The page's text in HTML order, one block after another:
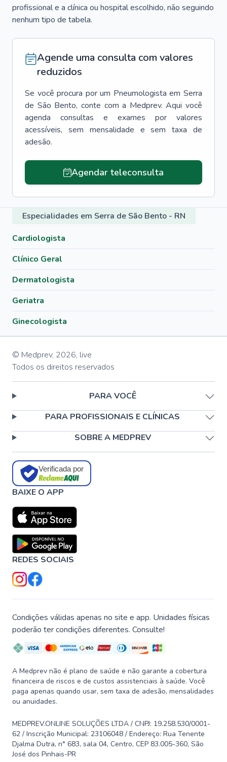
profissional e a clínica ou hospital escolhido, não seguindo
nenhum tipo de tabela.
Agende uma consulta com valores
reduzidos
Se você procura por um Pneumologista em Serra
de São Bento, conte com a Medprev. Aqui você
agenda consultas e exames por valores
acessíveis, sem mensalidade e sem taxa de
adesão.
Agendar teleconsulta
Especialidades em Serra de São Bento - RN
Cardiologista
Clínico Geral
Dermatologista
Geriatra
Ginecologista
© Medprev, 2026, live
Todos os direitos reservados
PARA VOCÊ
PARA PROFISSIONAIS E CLÍNICAS
SOBRE A MEDPREV
Verificada por
BAIXE O APP
REDES SOCIAIS
Condições válidas apenas no site e app. Unidades físicas
poderão ter condições diferentes. Consulte!
A Medprev não é plano de saúde e não garante a cobertura
financeira de riscos e de custos assistenciais à saúde. Você
paga apenas quando usar, sem taxa de adesão, mensalidades
ou anuidades.
MEDPREV.ONLINE SOLUÇÕES LTDA / CNPJ: 19.258.530/0001-
62 / Inscrição Municipal: 23106048 / Endereço: Rua Tenente
Djalma Dutra, n° 683, sala 04, Centro, CEP 83.005-360, São
José dos Pinhais-PR